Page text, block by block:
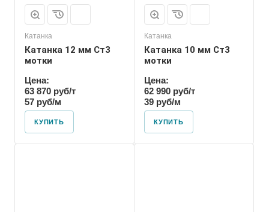
Катанка
Катанка 12 мм Ст3
мотки
Цена:
63 870 руб/т
57 руб/м
КУПИТЬ
Катанка
Катанка 10 мм Ст3
мотки
Цена:
62 990 руб/т
39 руб/м
КУПИТЬ